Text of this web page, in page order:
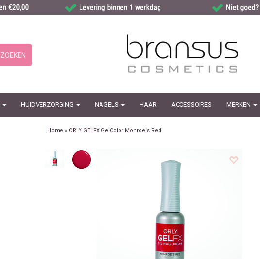
ZOEKEN
HUIDVERZORGING NAGELS HAAR ACCESSOIRES MERKEN
Home » ORLY GELFX GelColor Monroe's Red